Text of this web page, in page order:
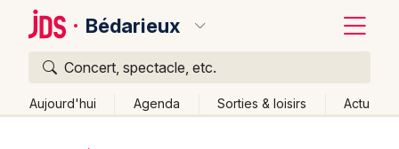
Bédarieux
Concert, spectacle, etc.
Aujourd'hui Agenda Sorties & loisirs Actu
Quoi ?